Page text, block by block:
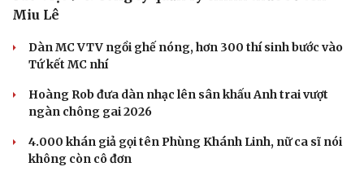
Miu Lê
Dàn MC VTV ngồi ghế nóng, hơn 300 thí sinh bước vào
Tứ kết MC nhí
Hoàng Rob đưa dàn nhạc lên sân khấu Anh trai vượt
ngàn chông gai 2026
4.000 khán giả gọi tên Phùng Khánh Linh, nữ ca sĩ nói
không còn cô đơn